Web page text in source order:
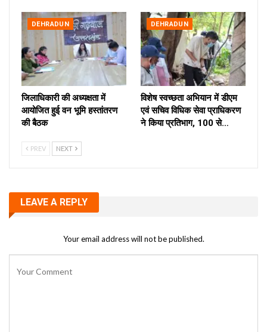
DEHRADUN
जिलाधिकारी की अध्यक्षता में
आयोजित हुई वन भूमि हस्तांतरण
की बैठक
DEHRADUN
विशेष स्वच्छता अभियान में डीएम
एवं सचिव विधिक सेवा प्राधिकरण
ने किया प्रतिभाग, 100 से…
PREV NEXT
LEAVE A REPLY
Your email address will not be published.